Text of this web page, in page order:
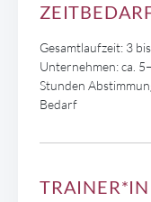
TRAINER*IN
Gesamtlaufzeit: 3
Unternehmen: ca.
Stunden
Bedarf